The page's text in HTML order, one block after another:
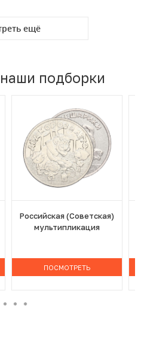
ещё
подборки
Российская (Советская)
мультипликация
ПОСМОТРЕТЬ